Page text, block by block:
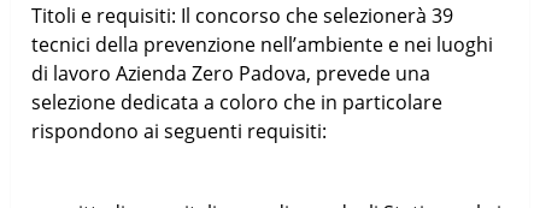
Titoli e requisiti: Il concorso che selezionerà 39
tecnici della prevenzione nell’ambiente e nei luoghi
di lavoro Azienda Zero Padova, prevede una
selezione dedicata a coloro che in particolare
rispondono ai seguenti requisiti: